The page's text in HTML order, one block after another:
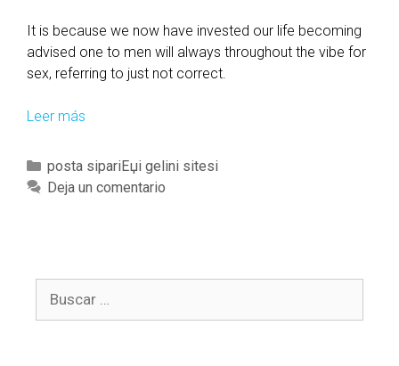
It is because we now have invested our life becoming
advised one to men will always throughout the vibe for
sex, referring to just not correct.
Leer más
f
t
s
C
a
r
í
posta sipariЕџi gelini sitesi
Deja un comentario